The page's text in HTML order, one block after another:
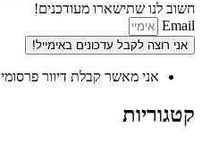
חשוב לנו שתישארו מעודכנים!
Email
אני רוצה לקבל עדכונים באימייל!
אני מאשר קבלת דיוור פרסומי
קטגוריות